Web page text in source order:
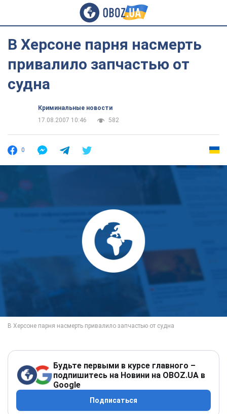
В Херсоне парня насмерть
привалило запчастью от
судна
Криминальные новости
17.08.2007 10:46
582
0
Будьте первыми в курсе главного –
подпишитесь на Новини на OBOZ.UA в
Google
Подписаться